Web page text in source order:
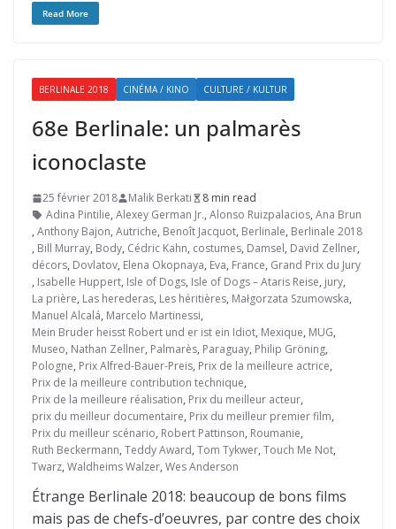
Read More
BERLINALE 2018 CINÉMA / KINO CULTURE / KULTUR
68e Berlinale: un palmarès
iconoclaste
25 février 2018 Malik Berkati
8 min read
Adina Pintilie, Alexey German Jr., Alonso Ruizpalacios, Ana Brun
, Anthony Bajon, Autriche, Benoît Jacquot, Berlinale, Berlinale 2018
, Bill Murray, Body, Cédric Kahn, costumes, Damsel, David Zellner,
décors, Dovlatov, Elena Okopnaya, Eva, France, Grand Prix du Jury
, Isabelle Huppert, Isle of Dogs, Isle of Dogs – Ataris Reise, jury,
La prière, Las herederas, Les héritières, Małgorzata Szumowska,
Manuel Alcalá, Marcelo Martinessi,
Mein Bruder heisst Robert und er ist ein Idiot, Mexique, MUG,
Museo, Nathan Zellner, Palmarès, Paraguay, Philip Gröning,
Pologne, Prix Alfred-Bauer-Preis, Prix de la meilleure actrice,
Prix de la meilleure contribution technique,
Prix de la meilleure réalisation, Prix du meilleur acteur,
prix du meilleur documentaire, Prix du meilleur premier film,
Prix du meilleur scénario, Robert Pattinson, Roumanie,
Ruth Beckermann, Teddy Award, Tom Tykwer, Touch Me Not,
Twarz, Waldheims Walzer, Wes Anderson
Étrange Berlinale 2018: beaucoup de bons films
mais pas de chefs-d’oeuvres, par contre des choix